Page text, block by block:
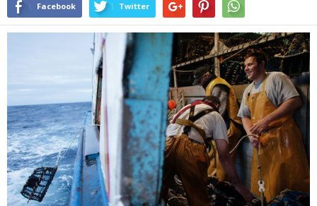
Facebook Twitter